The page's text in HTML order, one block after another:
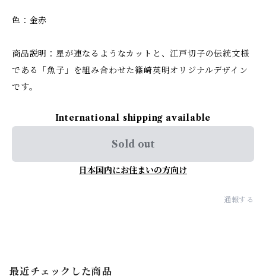
色：金赤
商品説明：星が連なるようなカットと、江戸切子の伝統文様
である「魚子」を組み合わせた篠崎英明オリジナルデザイン
です。
International shipping available
Sold out
日本国内にお住まいの方向け
通報する
最近チェックした商品